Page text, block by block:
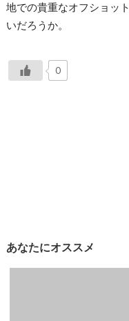
地での貴重なオフショッ
いだろうか。
0
あなたにオススメ